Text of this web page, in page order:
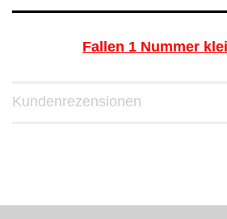
Fallen 1 Nummer
Kundenrezensionen